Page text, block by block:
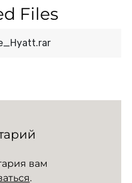
Files
вам
.